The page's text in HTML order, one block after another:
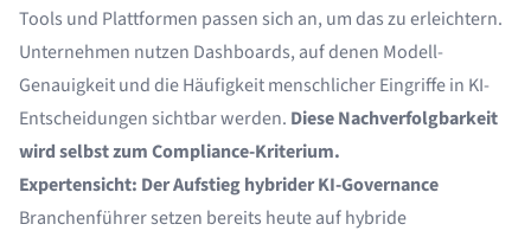
Tools und Plattformen passen sich an, um das zu erleichtern.
Unternehmen nutzen Dashboards, auf denen Modell-
Genauigkeit und die Häufigkeit menschlicher Eingriffe in KI-
Entscheidungen sichtbar werden. Diese Nachverfolgbarkeit
wird selbst zum Compliance-Kriterium.
Expertensicht: Der Aufstieg hybrider KI-Governance
Branchenführer setzen bereits heute auf hybride